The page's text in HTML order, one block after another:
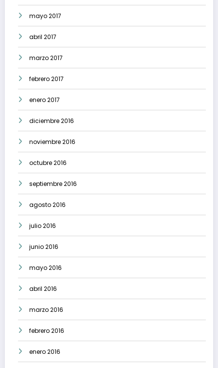
mayo 2017
abril 2017
marzo 2017
febrero 2017
enero 2017
diciembre 2016
noviembre 2016
octubre 2016
septiembre 2016
agosto 2016
julio 2016
junio 2016
mayo 2016
abril 2016
marzo 2016
febrero 2016
enero 2016